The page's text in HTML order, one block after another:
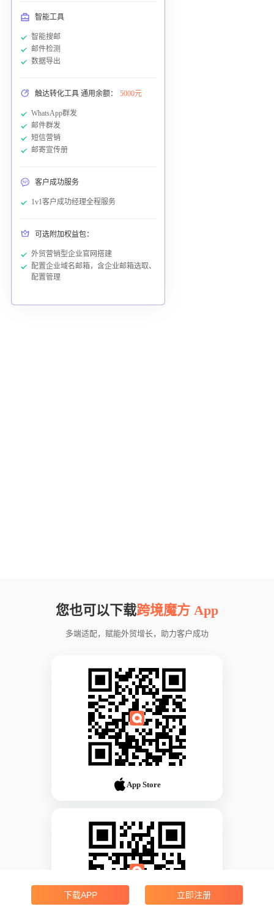
智能工具
智能搜邮
邮件检测
数据导出
触达转化工具 通用余额： 5000元
WhatsApp群发
邮件群发
短信营销
邮寄宣传册
客户成功服务
1v1客户成功经理全程服务
可选附加权益包：
外贸营销型企业官网搭建
配置企业域名邮箱，含企业邮箱选取、
配置管理
您也可以下载跨境魔方 App
多端适配，赋能外贸增长，助力客户成功
App Store
下载APP 立即注册